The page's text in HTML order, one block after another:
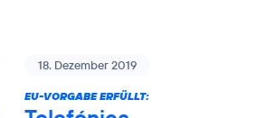
18. Dezember 2019
EU-VORGABE ERFÜLLT: